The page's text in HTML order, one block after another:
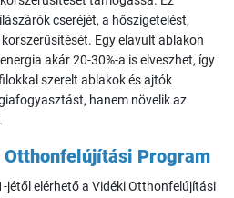
cseréjét, a hőszigetelést,
Egy elavult ablakon
akár 20-30%-a is elveszhet, így
szerelt ablakok és ajtók
hanem növelik az
Otthonfelújítási Program
jétől elérhető a Vidéki Otthonfelújítási